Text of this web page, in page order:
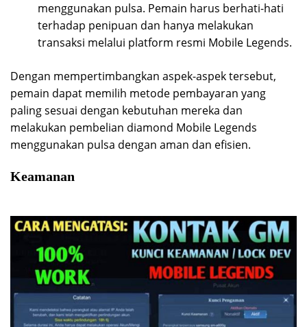
menggunakan pulsa. Pemain harus berhati-hati
terhadap penipuan dan hanya melakukan
transaksi melalui platform resmi Mobile Legends.
Dengan mempertimbangkan aspek-aspek tersebut,
pemain dapat memilih metode pembayaran yang
paling sesuai dengan kebutuhan mereka dan
melakukan pembelian diamond Mobile Legends
menggunakan pulsa dengan aman dan efisien.
Keamanan